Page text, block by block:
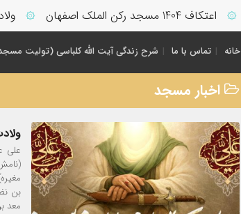
اعتکاف 1404 مسجد رکن الملک اصفهان ۞ ولادت
خانه تماس با ما شرح زندگی آیت الله کلباسی (تولیت
اخبار مسجد
علی
بن
معد